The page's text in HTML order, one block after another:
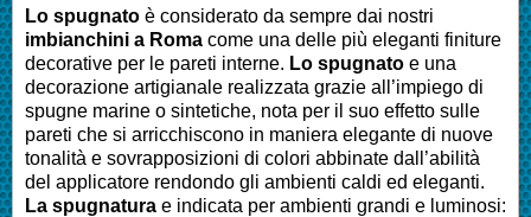
Lo spugnato è considerato da sempre dai nostri
imbianchini a Roma come una delle più eleganti finiture
decorative per le pareti interne. Lo spugnato e una
decorazione artigianale realizzata grazie all’impiego di
spugne marine o sintetiche, nota per il suo effetto sulle
pareti che si arricchiscono in maniera elegante di nuove
tonalità e sovrapposizioni di colori abbinate dall’abilità
del applicatore rendondo gli ambienti caldi ed eleganti.
La spugnatura e indicata per ambienti grandi e luminosi: